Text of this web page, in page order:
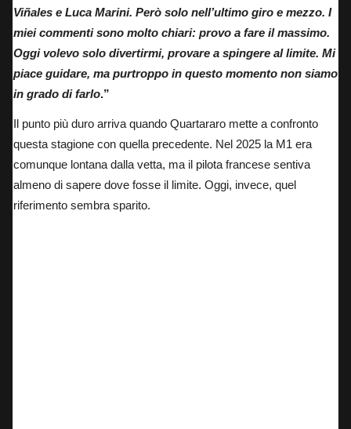
Viñales e Luca Marini. Però solo nell’ultimo giro e mezzo. I
miei commenti sono molto chiari: provo a fare il massimo.
Oggi volevo solo divertirmi, provare a spingere al limite. Mi
piace guidare, ma purtroppo in questo momento non siamo
in grado di farlo.”
Il punto più duro arriva quando Quartararo mette a confronto
questa stagione con quella precedente. Nel 2025 la M1 era
comunque lontana dalla vetta, ma il pilota francese sentiva
almeno di sapere dove fosse il limite. Oggi, invece, quel
riferimento sembra sparito.